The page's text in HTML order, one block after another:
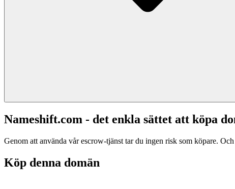
Nameshift.com - det enkla sättet att köpa
Genom att använda vår escrow-tjänst tar du ingen risk som köpare.
Köp denna domän